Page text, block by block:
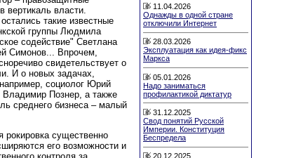
вертикаль власти.
такие известные
группы Людмила
содействие" Светлана
Симонов... Впрочем,
свидетельствует о
И о новых задачах,
социолог Юрий
Владимир Познер, а также
среднего бизнеса – малый
существенно
его возможности и
11.04.2026
Однажды в одной стране
отключили Интернет
28.03.2026
Эксплуатация как идея-фикс
Маркса
05.01.2026
Надо заниматься
профилактикой диктатур
31.12.2025
Свод понятий Русской
Империи. Конституция
Беспредела
20.12.2025